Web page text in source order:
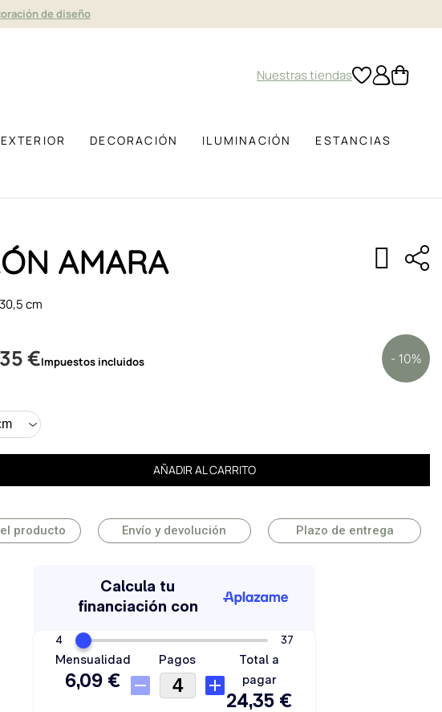
de diseño
Nuestras tiendas
EXTERIOR DECORACIÓN ILUMINACIÓN ESTANCIAS
AMARA
cm
€ - 10%
Impuestos incluidos
AÑADIR AL CARRITO
producto Envío y devolución Plazo de entrega